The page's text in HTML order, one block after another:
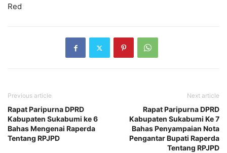
Red
Previous article
Rapat Paripurna DPRD
Kabupaten Sukabumi ke 6
Bahas Mengenai Raperda
Tentang RPJPD
Next article
Rapat Paripurna DPRD
Kabupaten Sukabumi Ke 7
Bahas Penyampaian Nota
Pengantar Bupati Raperda
Tentang RPJPD